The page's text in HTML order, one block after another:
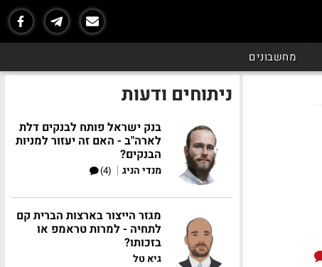
מחשבונים
ניתוחים ודעות
בנק ישראל פותח לבנקים דלת
לארה"ב - האם זה יעזור למניות
הבנקים?
מנדי הניג |
(4)
מגזר הייצור בארצות הברית קם
לתחיה - למרות טראמפ או
בזכותו?
גיא טל